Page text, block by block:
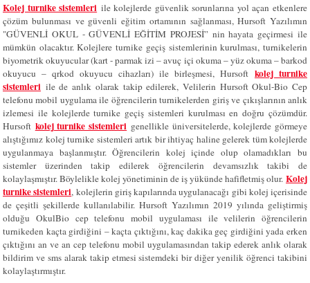
Kolej turnike sistemleri ile kolejlerde güvenlik sorunlarına yol açan etkenlere
çözüm bulunması ve güvenli eğitim ortamının sağlanması, Hursoft Yazılımın
"GÜVENLİ OKUL - GÜVENLİ EĞİTİM PROJESİ” nin hayata geçirmesi ile
mümkün olacaktır. Kolejlere turnike geçiş sistemlerinin kurulması, turnikelerin
biyometrik okuyucular (kart - parmak izi – avuç içi okuma – yüz okuma – barkod
okuyucu – qrkod okuyucu cihazları) ile birleşmesi, Hursoft kolej turnike
sistemleri ile de anlık olarak takip edilerek, Velilerin Hursoft Okul-Bio Cep
telefonu mobil uygulama ile öğrencilerin turnikelerden giriş ve çıkışlarının anlık
izlemesi ile kolejlerde turnike geçiş sistemleri kurulması en doğru çözümdür.
Hursoft kolej turnike sistemleri genellikle üniversitelerde, kolejlerde görmeye
alıştığımız kolej turnike sistemleri artık bir ihtiyaç haline gelerek tüm kolejlerde
uygulanmaya başlanmıştır. Öğrencilerin kolej içinde olup olamadıkları bu
sistemler üzerinden takip edilerek öğrencilerin devamsızlık takibi de
kolaylaşmıştır. Böylelikle kolej yönetiminin de iş yükünde hafifletmiş olur. Kolej
turnike sistemleri, kolejlerin giriş kapılarında uygulanacağı gibi kolej içerisinde
de çeşitli şekillerde kullanılabilir. Hursoft Yazılımın 2019 yılında geliştirmiş
olduğu OkulBio cep telefonu mobil uygulaması ile velilerin öğrencilerin
turnikeden kaçta girdiğini – kaçta çıktığını, kaç dakika geç girdiğini yada erken
çıktığını an ve an cep telefonu mobil uygulamasından takip ederek anlık olarak
bildirim ve sms alarak takip etmesi sistemdeki bir diğer yenilik öğrenci takibini
kolaylaştırmıştır.